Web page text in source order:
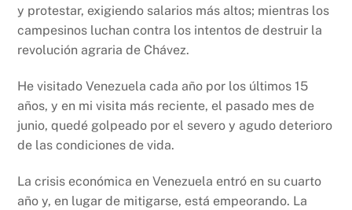
y protestar, exigiendo salarios más altos; mientras los
campesinos luchan contra los intentos de destruir la
revolución agraria de Chávez.
He visitado Venezuela cada año por los últimos 15
años, y en mi visita más reciente, el pasado mes de
junio, quedé golpeado por el severo y agudo deterioro
de las condiciones de vida.
La crisis económica en Venezuela entró en su cuarto
año y, en lugar de mitigarse, está empeorando. La